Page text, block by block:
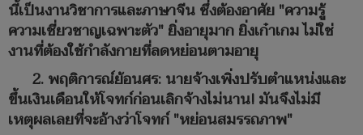
นี้เป็นงานวิชาการและภาษาจีน ซึ่งต้องอาศัย "ความรู้
ความเชี่ยวชาญเฉพาะตัว" ยิ่งอายุมาก ยิ่งเก๋าเกม ไม่ใช่
งานที่ต้องใช้กำลังกายที่ลดหย่อนตามอายุ
2. พฤติการณ์ย้อนศร: นายจ้างเพิ่งปรับตำแหน่งและ
ขึ้นเงินเดือนให้โจทก์ก่อนเลิกจ้างไม่นาน! มันจึงไม่มี
เหตุผลเลยที่จะอ้างว่าโจทก์ "หย่อนสมรรถภาพ"